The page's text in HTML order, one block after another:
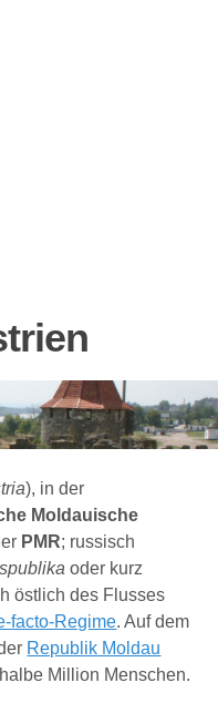
), in der
Moldauische
PMR; russisch
oder kurz
östlich des Flusses
facto-Regime. Auf dem
Republik Moldau
Million Menschen.